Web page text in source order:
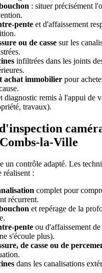
: situer précisément
pente et d'affaissement
ou de casse sur les
infiltrées dans les joints
achat immobilier pour
diagnostic remis à l'appui de
travaux).
la-Ville
un contrôle adapté. Les
réalisent :
complet pour
récurrent.
et repérage de la
pente ou d'affaissement
s'écoule plus).
de casse ou de
dans les canalisations